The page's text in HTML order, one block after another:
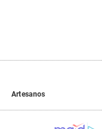
Artesanos